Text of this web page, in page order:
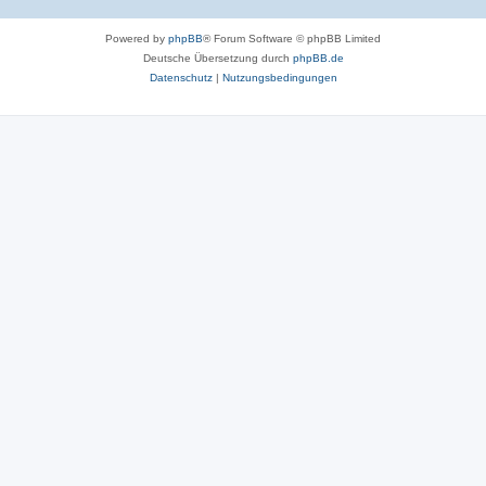
Powered by phpBB® Forum Software © phpBB Limited
Deutsche Übersetzung durch phpBB.de
Datenschutz| Nutzungsbedingungen